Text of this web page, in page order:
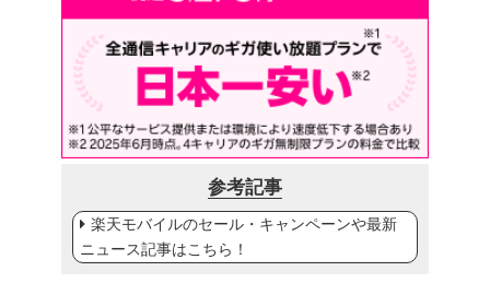
参考記事
楽天モバイルのセール・キャンペーンや最新
ニュース記事はこちら！